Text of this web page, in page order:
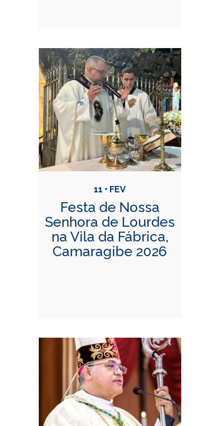
11 • FEV
Festa de Nossa
Senhora de Lourdes
na Vila da Fábrica,
Camaragibe 2026